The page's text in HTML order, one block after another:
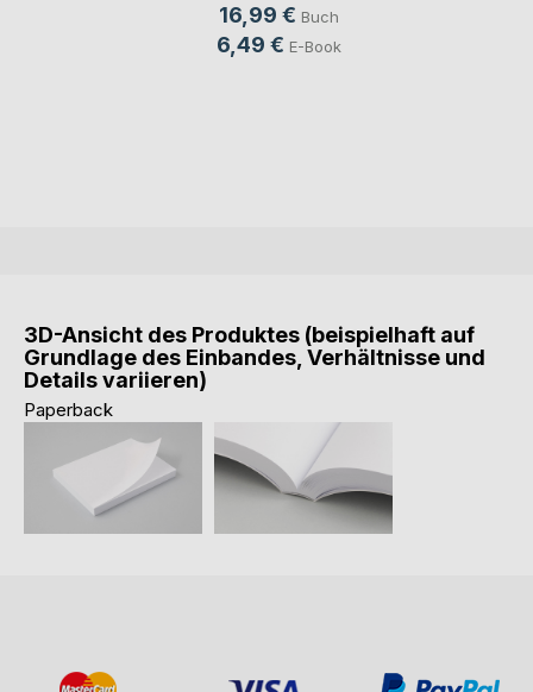
16,99 € Buch
6,49 € E-Book
3D-Ansicht des Produktes (beispielhaft auf
Grundlage des Einbandes, Verhältnisse und
Details variieren)
Paperback